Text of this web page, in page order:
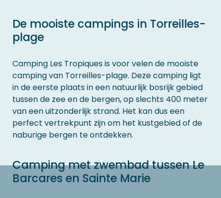
De mooiste campings in Torreilles-
plage
Camping Les Tropiques is voor velen de mooiste
camping van Torreilles-plage. Deze camping ligt
in de eerste plaats in een natuurlijk bosrijk gebied
tussen de zee en de bergen, op slechts 400 meter
van een uitzonderlijk strand. Het kan dus een
perfect vertrekpunt zijn om het kustgebied of de
naburige bergen te ontdekken.
Camping met zwembad tussen Le
Barcares en Sainte Marie